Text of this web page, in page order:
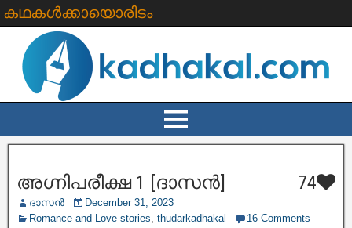
കഥകൾക്കായൊരിടം
അഗ്നിപരീക്ഷ 1 [ദാസൻ] 74
ദാസൻ
December 31, 2023
Romance and Love stories, thudarkadhakal 16 Comments